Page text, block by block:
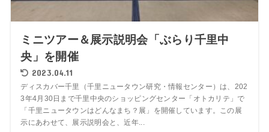
ミニツアー＆展示説明会「ぶらり千里中
央」を開催
2023.04.11
ディスカバー千里（千里ニュータウン研究・情報センター）は、202
3年4月30日まで千里中央のショッピングセンター「オトカリテ」で
「千里ニュータウンはどんなまち？展」を開催しています。この展
示にあわせて、展示説明会と、近年...